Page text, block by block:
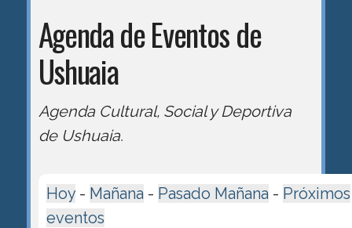
Agenda de Eventos de
Ushuaia
Agenda Cultural, Social y Deportiva
de Ushuaia.
Hoy- Mañana - Pasado Mañana - Próximos
eventos